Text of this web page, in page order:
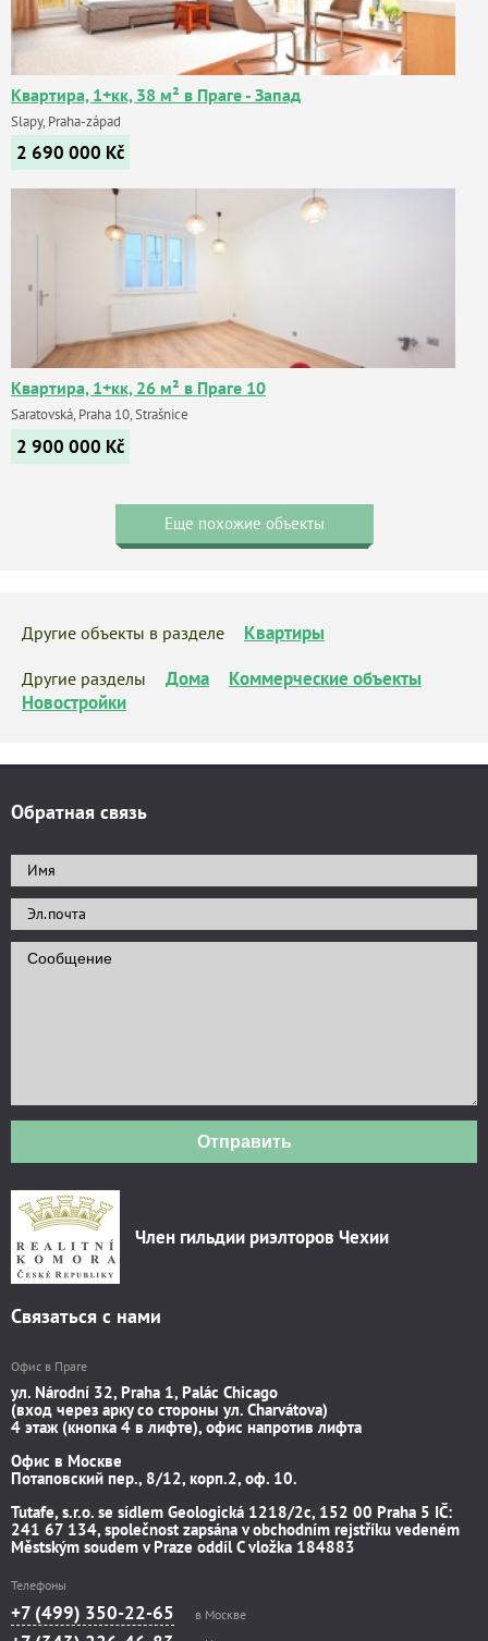
Квартира, 1+кк, 38 м² в Праге - Запад
Slapy, Praha-západ
2 690 000 Kč
Квартира, 1+кк, 26 м² в Праге 10
Saratovská, Praha 10, Strašnice
2 900 000 Kč
Еще похожие объекты
Другие объекты в разделе Квартиры
Другие разделы Дома
Коммерческие объекты
Новостройки
Обратная связь
Отправить
Член гильдии риэлторов Чехии
Связаться с нами
Офис в Праге
ул. Národní 32, Praha 1, Palác Chicago
(вход через арку со стороны ул. Charvátova)
4 этаж (кнопка 4 в лифте), офис напротив лифта
Офис в Москве
Потаповский пер., 8/12, корп.2, оф. 10.
Tutafe, s.r.o. se sídlem Geologická 1218/2c, 152 00 Praha 5 IČ:
241 67 134, společnost zapsána v obchodním rejstříku vedeném
Městským soudem v Praze oddíl C vložka 184883
Телефоны
+7 (499) 350-22-65 в Москве